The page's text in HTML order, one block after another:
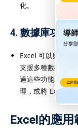
化。
4.數據庫功能
Excel 可以與外部
支援多種數據格式
過這些功能，使用
理，或將 Excel 中
Excel的應用